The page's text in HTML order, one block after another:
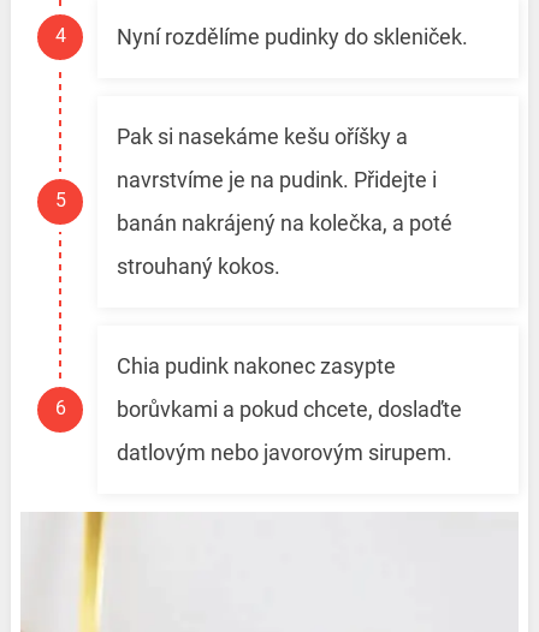
Nyní rozdělíme pudinky do skleniček.
Pak si nasekáme kešu oříšky a
navrstvíme je na pudink. Přidejte i
banán nakrájený na kolečka, a poté
strouhaný kokos.
Chia pudink nakonec zasypte
borůvkami a pokud chcete, doslaďte
datlovým nebo javorovým sirupem.